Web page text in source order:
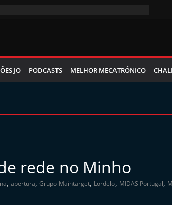
JO PODCASTS MELHOR MECATRÓNICO
rede no Minho
, abertura, Grupo Maintarget, Lordelo, MIDAS Portugal,